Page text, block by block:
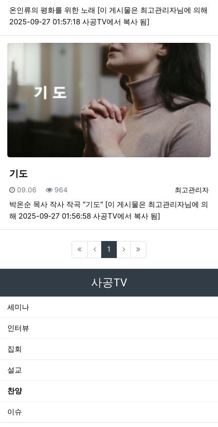
온인류의 평화를 위한 노래 [이 게시물은 최고관리자님에 의해
2025-09-27 01:57:18 사공TV에서 복사 됨]
기도
등록자
최고관리자
등록일
09.06 조회
964
박온순 목사 작사 작곡 "기도" [이 게시물은 최고관리자님에 의
해 2025-09-27 01:56:58 사공TV에서 복사 됨]
1 (current)
사공TV
세미나
인터뷰
집회
설교
찬양
이슈